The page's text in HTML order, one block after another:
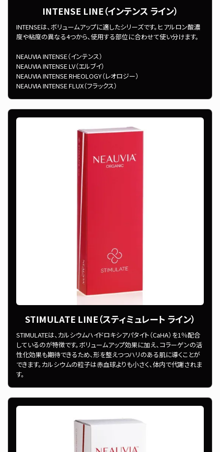
INTENSE LINE（インテンス ライン）
INTENSEは、ボリュームアップに適したシリーズです。ヒアルロン酸濃
度や粘度の異なる4つから、使用する部位に合わせて使い分けます。
NEAUVIA INTENSE（インテンス）
NEAUVIA INTENSE LV（エルブイ）
NEAUVIA INTENSE RHEOLOGY（レオロジー）
NEAUVIA INTENSE FLUX（フラックス）
STIMULATE LINE（スティミュレート ライン）
STIMULATEは、カルシウムハイドロキシアパタイト（CaHA）を1％配合
しているのが特徴です。ボリュームアップ効果に加え、コラーゲンの活
性化効果も期待できるため、形を整えつつハリのある肌に導くことが
できます。カルシウムの粒子は赤血球よりも小さく、体内で代謝されま
す。